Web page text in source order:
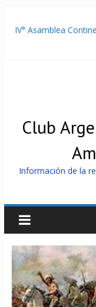
IV° Asamblea
ONU gestiona con
Cuba, la «Gaza
Encuentro de
China envía a Cuba
Club
Información de la